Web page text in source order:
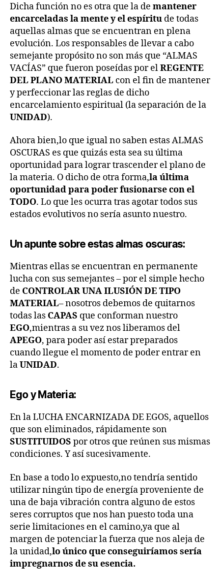
Dicha función no es otra que la de mantener
encarceladas la mente y el espíritu de todas
aquellas almas que se encuentran en plena
evolución. Los responsables de llevar a cabo
semejante propósito no son más que “ALMAS
VACÍAS” que fueron poseídas por elREGENTE
DEL PLANO MATERIAL con el fin de mantener
y perfeccionar las reglas de dicho
encarcelamiento espiritual (la separación de la
UNIDAD).
Ahora bien,lo que igual no saben estas ALMAS
OSCURAS es que quizás esta sea su última
oportunidad para lograr trascender el plano de
la materia. O dicho de otra forma,la última
oportunidad para poder fusionarse con el
TODO. Lo que les ocurra tras agotar todos sus
estados evolutivos no sería asunto nuestro.
Un apunte sobre estas almas oscuras:
Mientras ellas se encuentran en permanente
lucha con sus semejantes – por el simple hecho
de CONTROLAR UNA ILUSIÓN DE TIPO
MATERIAL– nosotros debemos de quitarnos
todas las CAPAS que conforman nuestro
EGO,mientras a su vez nos liberamos del
APEGO, para poder así estar preparados
cuando llegue el momento de poder entrar en
laUNIDAD.
Ego y Materia:
En la LUCHA ENCARNIZADA DE EGOS, aquellos
que son eliminados, rápidamente son
SUSTITUIDOS por otros que reúnen sus mismas
condiciones. Y así sucesivamente.
En base a todo lo expuesto,no tendría sentido
utilizar ningún tipo de energía proveniente de
una de baja vibración contra alguno de estos
seres corruptos que nos han puesto toda una
serie limitaciones en el camino,ya que al
margen de potenciar la fuerza que nos aleja de
la unidad,lo único que conseguiríamos sería
impregnarnos de su esencia.